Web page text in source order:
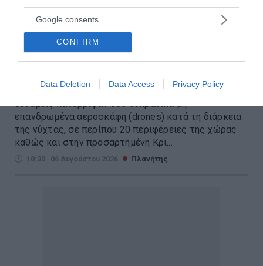
Google consents
CONFIRM
Data Deletion Data Access Privacy Policy
Μαζική επίθεση με drones: Η
Ρωσία ανακοινώνει 605
καταρρίψεις
Η Ρωσία ανακοίνωσε ότι οι αντιαεροπορικές της
δυνάμεις κατέρριψαν 605 ουκρανικά μη
επανδρωμένα αεροσκάφη (drones) κατά τη διάρκεια
της νύχτας, σε περίπου 20 περιφέρειες της χώρας
καθώς και στην προσαρτημένη Κρι...
10:30 | 06 Αυγούστου 2026 Πλανήτης